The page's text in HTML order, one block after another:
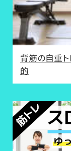
背筋の自重ト
的